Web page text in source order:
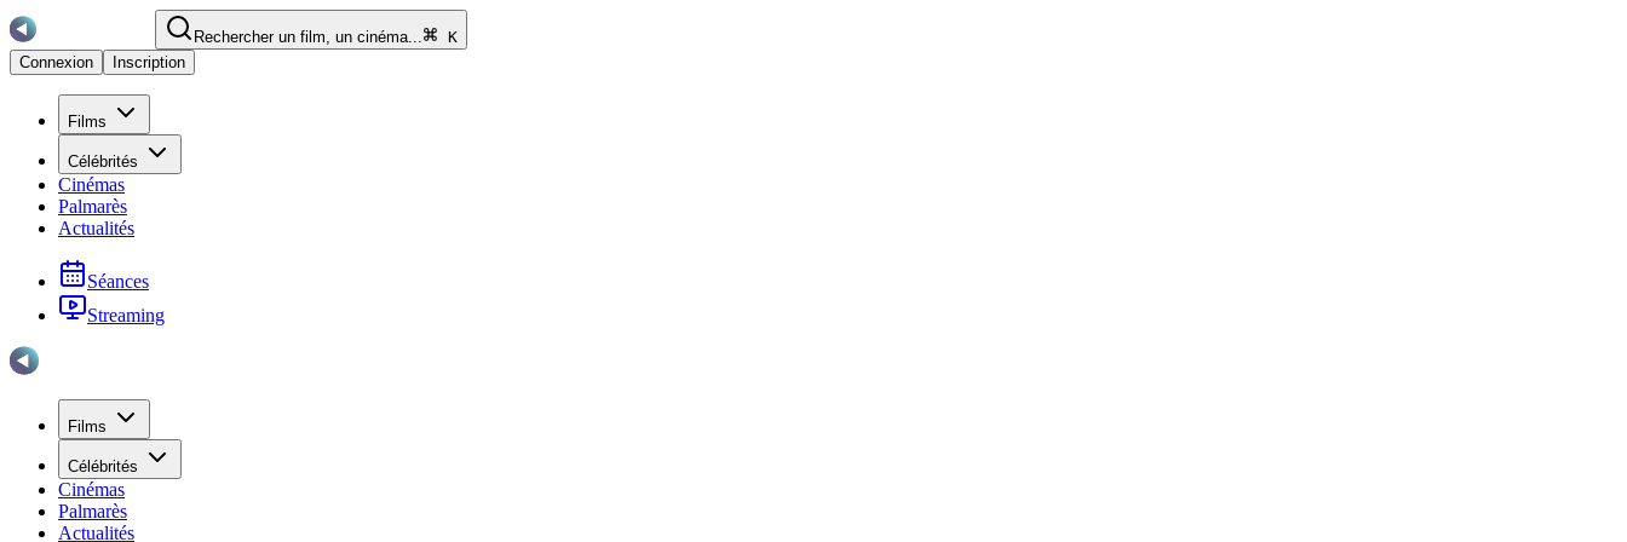
Rechercher un film, un cinéma...
K
Connexion
Inscription
Films
Célébrités
Cinémas
Palmarès
Actualités
Séances
Streaming
Films
Célébrités
Cinémas
Palmarès
Actualités